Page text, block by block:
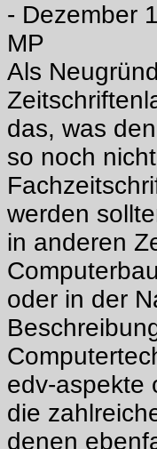
- Dezember
MP
Als
das, was
so noch
werden
in anderen
oder in der
edv-aspekte
die
denen